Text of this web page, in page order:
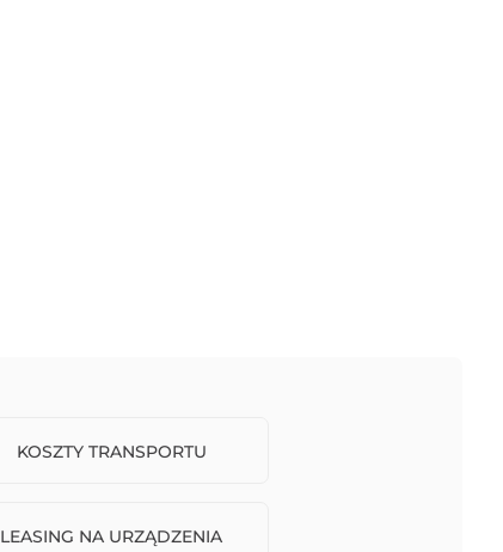
KOSZTY TRANSPORTU
LEASING NA URZĄDZENIA